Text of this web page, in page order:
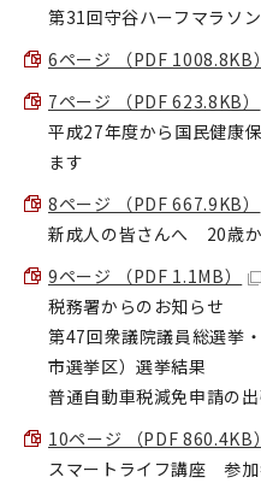
第31回守谷ハーフマラソ
6ページ （PDF 1008.8KB）
7ページ （PDF 623.8KB）
平成27年度から国民健康
ます
8ページ （PDF 667.9KB）
新成人の皆さんへ 20歳
9ページ （PDF 1.1MB）
税務署からのお知らせ
第47回衆議院議員総選挙
市選挙区）選挙結果
普通自動車税減免申請の
10ページ （PDF 860.4KB）
スマートライフ講座 参加